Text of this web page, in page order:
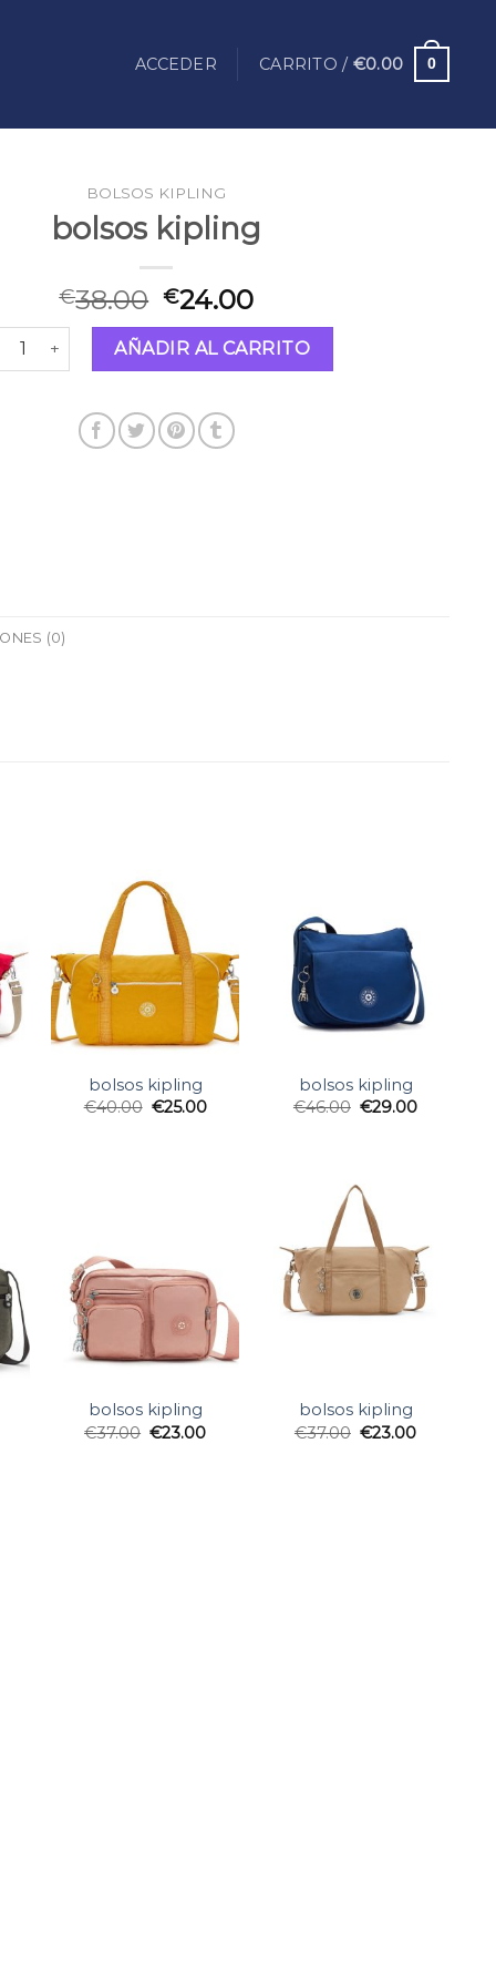
ACCEDER CARRITO / €0.00 0
BOLSOS KIPLING
bolsos kipling
€38.00 €24.00
kipling cantidadAÑADIR AL CARRITO
(0)
bolsos kipling
€40.00 €25.00
bolsos kipling
€46.00 €29.00
bolsos kipling
€37.00 €23.00
bolsos kipling
€37.00 €23.00